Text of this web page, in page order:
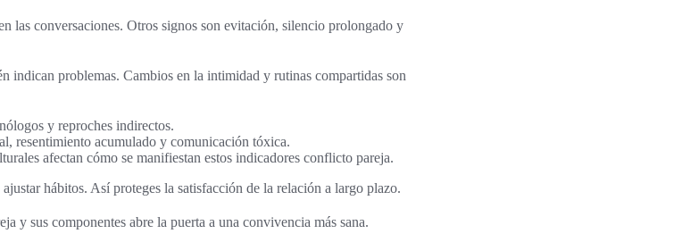
las conversaciones. Otros signos son evitación, silencio prolongado y
indican problemas. Cambios en la intimidad y rutinas compartidas son
y reproches indirectos.
resentimiento acumulado y comunicación tóxica.
afectan cómo se manifiestan estos indicadores conflicto pareja.
hábitos. Así proteges la satisfacción de la relación a largo plazo.
y sus componentes abre la puerta a una convivencia más sana.